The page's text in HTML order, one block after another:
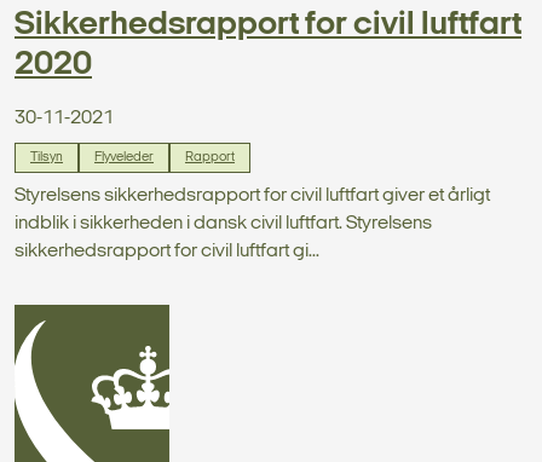
Sikkerhedsrapport for civil luftfart
2020
30-11-2021
Tilsyn Flyveleder Rapport
Styrelsens sikkerhedsrapport for civil luftfart giver et årligt
indblik i sikkerheden i dansk civil luftfart. Styrelsens
sikkerhedsrapport for civil luftfart gi...